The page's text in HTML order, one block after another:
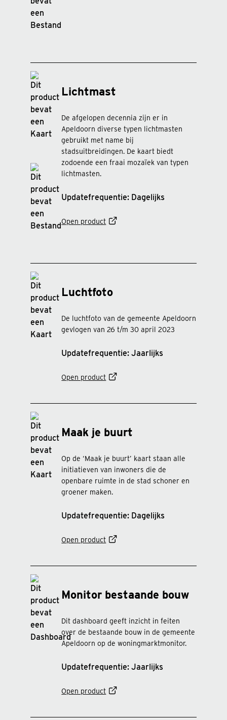
Lichtmast
De afgelopen decennia zijn er in
Apeldoorn diverse typen lichtmasten
gebruikt met name bij
stadsuitbreidingen. De kaart biedt
zodoende een fraai mozaïek van typen
lichtmasten.
Updatefrequentie: Dagelijks
Open product
Luchtfoto
De luchtfoto van de gemeente Apeldoorn
gevlogen van 26 t/m 30 april 2023
Updatefrequentie: Jaarlijks
Open product
Maak je buurt
Op de ‘Maak je buurt’ kaart staan alle
initiatieven van inwoners die de
openbare ruimte in de stad schoner en
groener maken.
Updatefrequentie: Dagelijks
Open product
Monitor bestaande bouw
Dit dashboard geeft inzicht in feiten
over de bestaande bouw in de gemeente
Apeldoorn op de woningmarktmonitor.
Updatefrequentie: Jaarlijks
Open product